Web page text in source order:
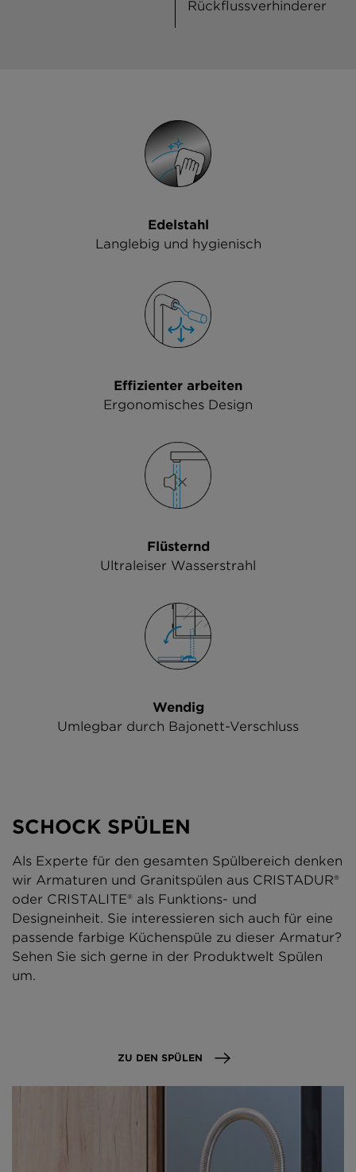
Rückflussverhinderer
Edelstahl
Langlebig und hygienisch
Effizienter arbeiten
Ergonomisches Design
Flüsternd
Ultraleiser Wasserstrahl
Wendig
Umlegbar durch Bajonett-Verschluss
SCHOCK SPÜLEN
Als Experte für den gesamten Spülbereich denken
wir Armaturen und Granitspülen aus CRISTADUR®
oder CRISTALITE® als Funktions- und
Designeinheit. Sie interessieren sich auch für eine
passende farbige Küchenspüle zu dieser Armatur?
Sehen Sie sich gerne in der Produktwelt Spülen
um.
ZU DEN SPÜLEN